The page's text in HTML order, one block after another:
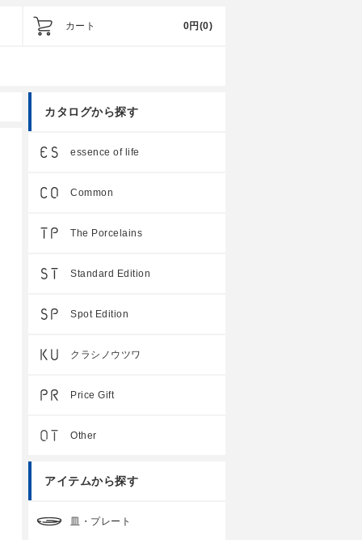
カート 0円 (0)
カタログから探す
essence of life
Common
The Porcelains
Standard Edition
Spot Edition
クラシノウツワ
Price Gift
Other
アイテムから探す
皿・プレート